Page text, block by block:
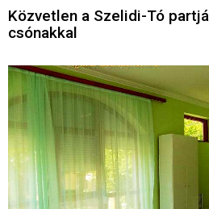
Közvetlen a Szelidi-Tó
csónakkal